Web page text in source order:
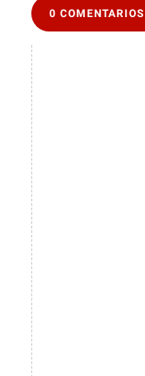
0 COMENTARIOS